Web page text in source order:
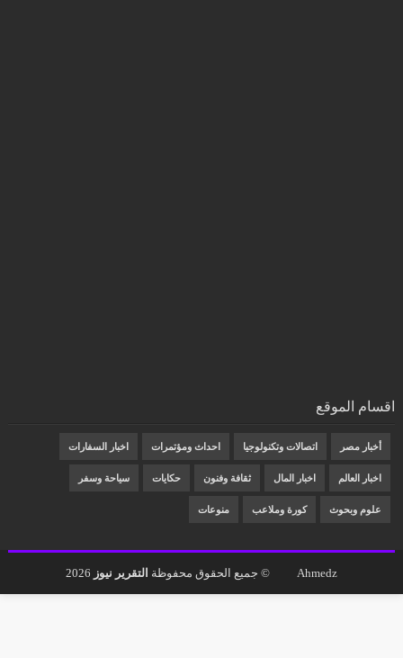
اقسام الموقع
أخبار مصر اتصالات وتكنولوجيا احداث ومؤتمرات اخبار السفارات
اخبار العالم اخبار المال ثقافة وفنون حكايات سياحة وسفر
علوم وبحوث كورة وملاعب منوعات
Ahmedz © جميع الحقوق محفوظة التقرير نيوز 2026